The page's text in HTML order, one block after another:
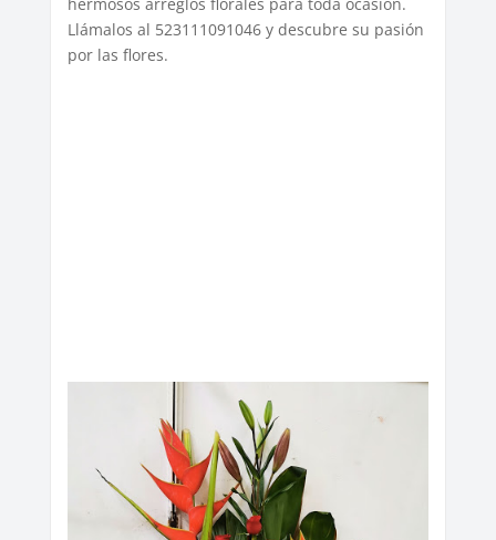
Llámalos al 523111091046 y descubre su pasión
por las flores.